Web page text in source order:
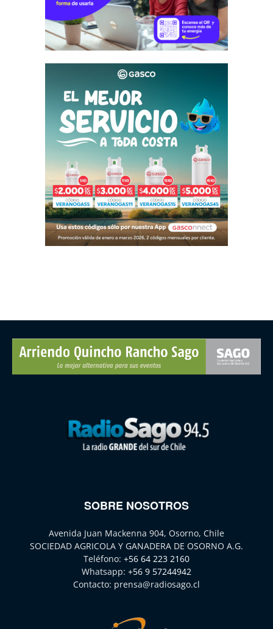
SOBRE NOSOTROS
Avenida Juan Mackenna 904, Osorno, Chile
SOCIEDAD AGRICOLA Y GANADERA DE OSORNO A.G.
Teléfono: +56 64 223 2160
Whatsapp: +56 9 57244942
Contacto: prensa@radiosago.cl